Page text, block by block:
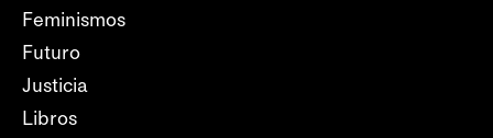
Feminismos
Futuro
Justicia
Libros